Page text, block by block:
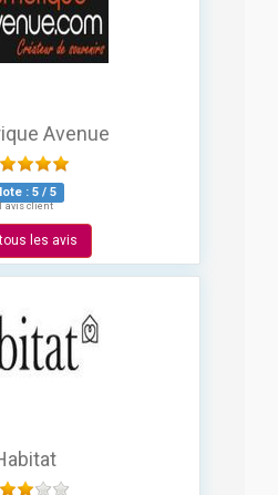
Avenue
: 5 / 5
avis client
les avis